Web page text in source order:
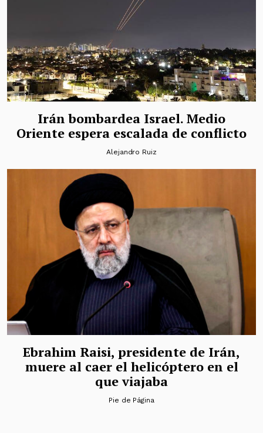
Irán bombardea Israel. Medio
Oriente espera escalada de conflicto
Alejandro Ruiz
Ebrahim Raisi, presidente de Irán,
muere al caer el helicóptero en el
que viajaba
Pie de Página